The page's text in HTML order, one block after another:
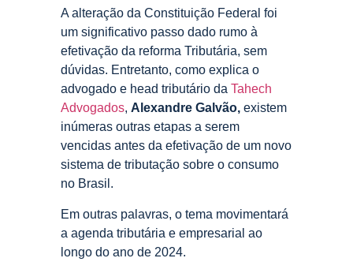
A alteração da Constituição Federal foi
um significativo passo dado rumo à
efetivação da reforma Tributária, sem
dúvidas. Entretanto, como explica o
advogado e head tributário da Tahech
Advogados, Alexandre Galvão, existem
inúmeras outras etapas a serem
vencidas antes da efetivação de um novo
sistema de tributação sobre o consumo
no Brasil.
Em outras palavras, o tema movimentará
a agenda tributária e empresarial ao
longo do ano de 2024.